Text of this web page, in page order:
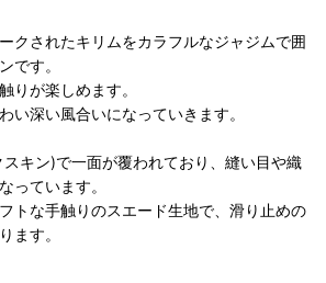
クされたキリムをカラフルなジャジムで囲
です。
りが楽しめます。
い深い風合いになっていきます。
キン)で一面が覆われており、縫い目や織
っています。
トな手触りのスエード生地で、滑り止めの
ます。